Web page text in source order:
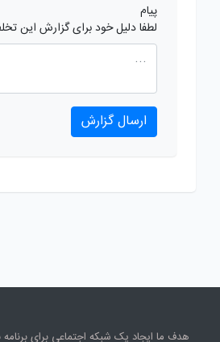
پیام
لطفا دلیل خود برای گزارش این
ارسال گزارش
هدف ما ایجاد یک شبکه اجتماعی برای